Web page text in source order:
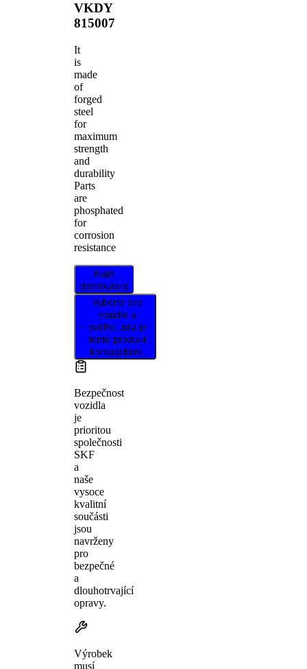
VKDY
815007
It
is
made
of
forged
steel
for
maximum
strength
and
durability
Parts
are
phosphated
for
corrosion
resistance
Najít
distributora
Vyberte své
vozidlo a
ověřte, zda je
tento produkt
kompatibilní.
Bezpečnost
vozidla
je
prioritou
společnosti
SKF
a
naše
vysoce
kvalitní
součásti
jsou
navrženy
pro
bezpečné
a
dlouhotrvající
opravy.
Výrobek
musí